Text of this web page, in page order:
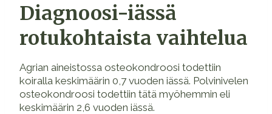
Diagnoosi-iässä
rotukohtaista vaihtelua
Agrian aineistossa osteokondroosi todettiin
koiralla keskimäärin 0,7 vuoden iässä. Polvinivelen
osteokondroosi todettiin tätä myöhemmin eli
keskimäärin 2,6 vuoden iässä.